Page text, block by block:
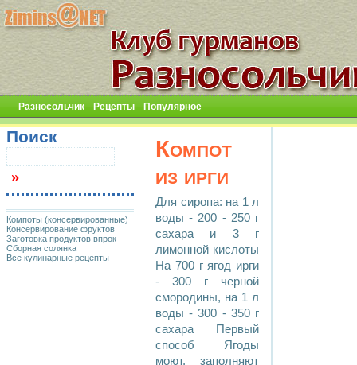
Разносольчик Рецепты Популярное
Компот
из ирги
Для сиропа: на 1 л
воды - 200 - 250 г
сахара и 3 г
лимонной кислоты
На 700 г ягод ирги
- 300 г черной
смородины, на 1 л
воды - 300 - 350 г
сахара Первый
способ Ягоды
моют, заполняют
Поиск
Компоты (консервированные)
Консервирование фруктов
Заготовка продуктов впрок
Сборная солянка
Все кулинарные рецепты